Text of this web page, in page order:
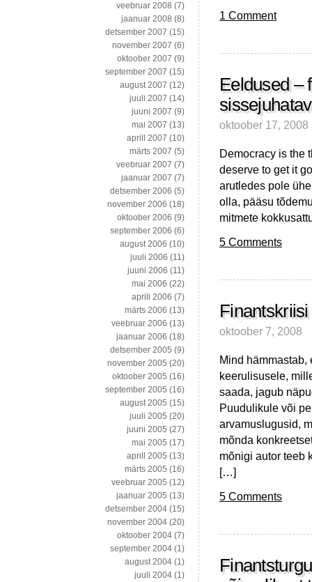
1 Comment
Eeldused –
oktoober 17, 2008
Democracy is the
deserve to get it
arutledes pole
olla, pääsu
mitmete
5 Comments
oktoober 7, 2008
Mind hämmastab,
keerulisusele,
saada, jagub
Puudulikule või
arvamuslugusid,
mõnda
mõnigi autor teeb
[…]
5 Comments
veebruar 2008 (7)
jaanuar 2008 (8)
detsember 2007 (15)
november 2007 (6)
oktoober 2007 (9)
september 2007 (15)
august 2007 (12)
juuli 2007 (14)
juuni 2007 (9)
mai 2007 (13)
aprill 2007 (10)
märts 2007 (5)
veebruar 2007 (7)
jaanuar 2007 (7)
detsember 2006 (5)
november 2006 (18)
oktoober 2006 (9)
september 2006 (6)
august 2006 (10)
juuli 2006 (11)
juuni 2006 (11)
mai 2006 (22)
aprill 2006 (7)
märts 2006 (13)
veebruar 2006 (13)
jaanuar 2006 (18)
detsember 2005 (9)
november 2005 (20)
oktoober 2005 (16)
september 2005 (16)
august 2005 (15)
juuli 2005 (20)
juuni 2005 (27)
mai 2005 (17)
aprill 2005 (13)
märts 2005 (16)
veebruar 2005 (12)
jaanuar 2005 (13)
detsember 2004 (15)
november 2004 (20)
oktoober 2004 (7)
september 2004 (1)
august 2004 (1)
juuli 2004 (1)